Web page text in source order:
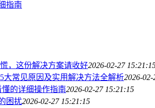
指南
，这份解决方案请收好2026-02-27
大常见原因及实用解决方法全解析2026-
的详细操作指南2026-02-27 15:21:15
困扰2026-02-27 15:21:15